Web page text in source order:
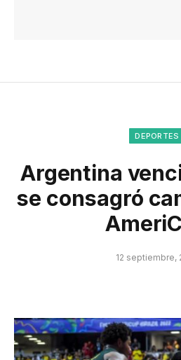
DEPORTES
Argentina
se consagró
12 septiembre,